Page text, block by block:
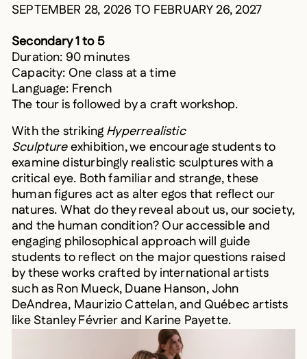
SEPTEMBER 28, 2026 TO FEBRUARY 26, 2027
Secondary 1 to 5
Duration: 90 minutes
Capacity: One class at a time
Language: French
The tour is followed by a craft workshop.
With the strikingHyperrealistic
Sculptureexhibition, we encourage students to
examine disturbingly realistic sculptures with a
critical eye. Both familiar and strange, these
human figures act as alter egos that reflect our
natures. What do they reveal about us, our society,
and the human condition? Our accessible and
engaging philosophical approach will guide
students to reflect on the major questions raised
by these works crafted by international artists
such as Ron Mueck, Duane Hanson, John
DeAndrea, Maurizio Cattelan, and Québec artists
like Stanley Février and Karine Payette.